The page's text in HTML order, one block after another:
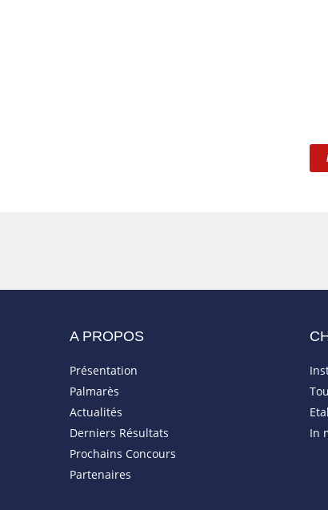
A PROPOS
Présentation
Palmarès
Actualités
Derniers Résultats
Prochains Concours
Partenaires
In